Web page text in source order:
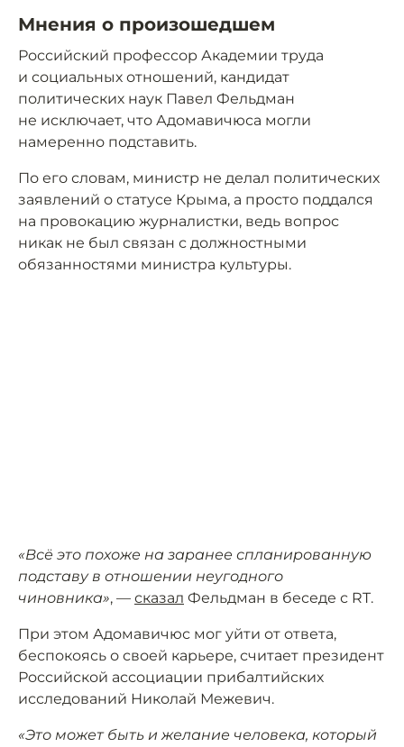
Мнения о произошедшем
Российский профессор Академии труда
и социальных отношений, кандидат
политических наук Павел Фельдман
не исключает, что Адомавичюса могли
намеренно подставить.
По его словам, министр не делал политических
заявлений о статусе Крыма, а просто поддался
на провокацию журналистки, ведь вопрос
никак не был связан с должностными
обязанностями министра культуры.
«Всё это похоже на заранее спланированную
подставу в отношении неугодного
чиновника», — сказал Фельдман в беседе с RT.
При этом Адомавичюс мог уйти от ответа,
беспокоясь о своей карьере, считает президент
Российской ассоциации прибалтийских
исследований Николай Межевич.
«Это может быть и желание человека, который